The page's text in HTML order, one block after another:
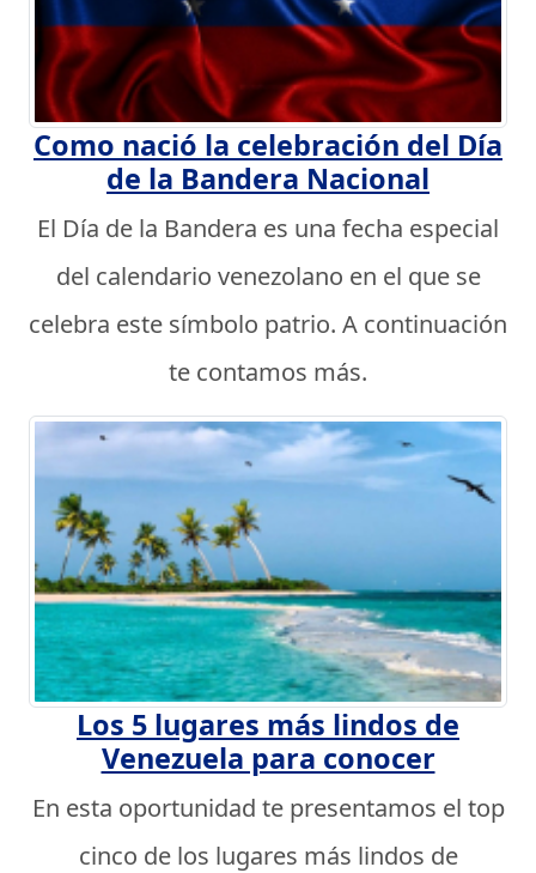
Como nació la celebración del Día
de la Bandera Nacional
El Día de la Bandera es una fecha especial
del calendario venezolano en el que se
celebra este símbolo patrio. A continuación
te contamos más.
Los 5 lugares más lindos de
Venezuela para conocer
En esta oportunidad te presentamos el top
cinco de los lugares más lindos de